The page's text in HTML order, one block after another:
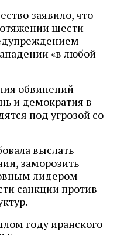
заявило, что
шести
«в любой
обвинений
и демократия в
под угрозой со
выслать
заморозить
лидером
санкции против
году иранского